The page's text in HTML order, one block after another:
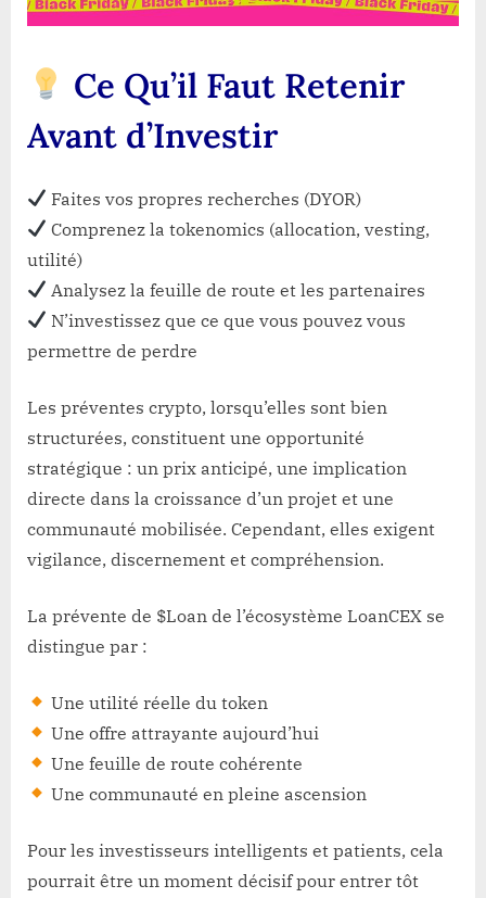
Ce Qu’il Faut Retenir
Avant d’Investir
Faites vos propres recherches (DYOR)
Comprenez la tokenomics (allocation, vesting,
utilité)
Analysez la feuille de route et les partenaires
N’investissez que ce que vous pouvez vous
permettre de perdre
Les préventes crypto, lorsqu’elles sont bien
structurées, constituent une opportunité
stratégique : un prix anticipé, une implication
directe dans la croissance d’un projet et une
communauté mobilisée. Cependant, elles exigent
vigilance, discernement et compréhension.
La prévente de $Loan de l’écosystème LoanCEX se
distingue par :
Une utilité réelle du token
Une offre attrayante aujourd’hui
Une feuille de route cohérente
Une communauté en pleine ascension
Pour les investisseurs intelligents et patients, cela
pourrait être un moment décisif pour entrer tôt